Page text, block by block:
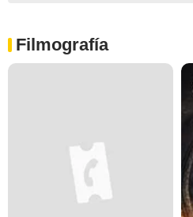
Filmografía